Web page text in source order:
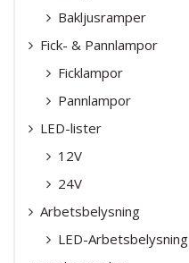
Bakljusramper
Fick- & Pannlampor
Ficklampor
Pannlampor
LED-lister
12V
24V
Arbetsbelysning
LED-Arbetsbelysning